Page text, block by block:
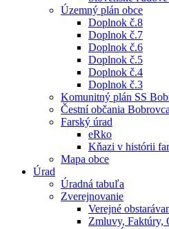
Územný plán obce
Doplnok č.8
Doplnok č.7
Doplnok č.6
Doplnok č.5
Doplnok č.4
Doplnok č.3
Komunitný plán SS
Čestní občania Bobrovca
Farský úrad
eRko
Kňazi v histórii
Mapa obce
Úrad
Úradná tabuľa
Zverejnovanie
Verejné
Zmluvy, Faktúry,